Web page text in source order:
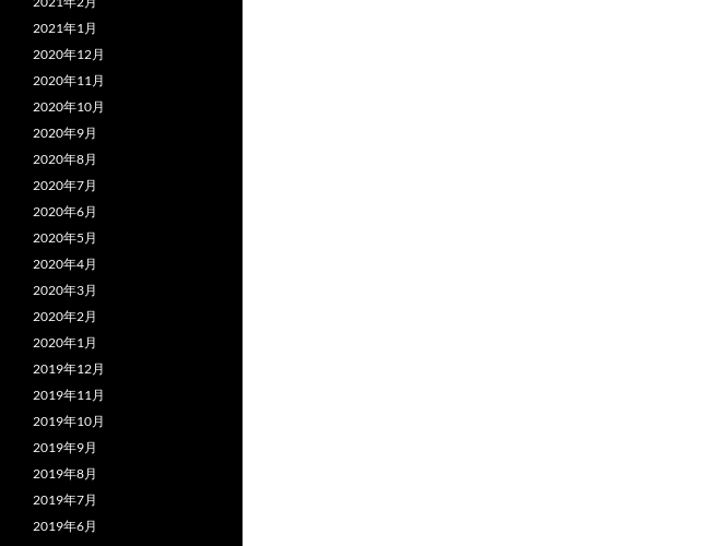
2021年1月
2020年12月
2020年11月
2020年10月
2020年9月
2020年8月
2020年7月
2020年6月
2020年5月
2020年4月
2020年3月
2020年2月
2020年1月
2019年12月
2019年11月
2019年10月
2019年9月
2019年8月
2019年7月
2019年6月